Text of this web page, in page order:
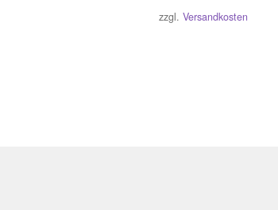
zzgl. Versandkosten